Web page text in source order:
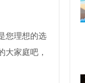
您理想的选
大家庭吧，